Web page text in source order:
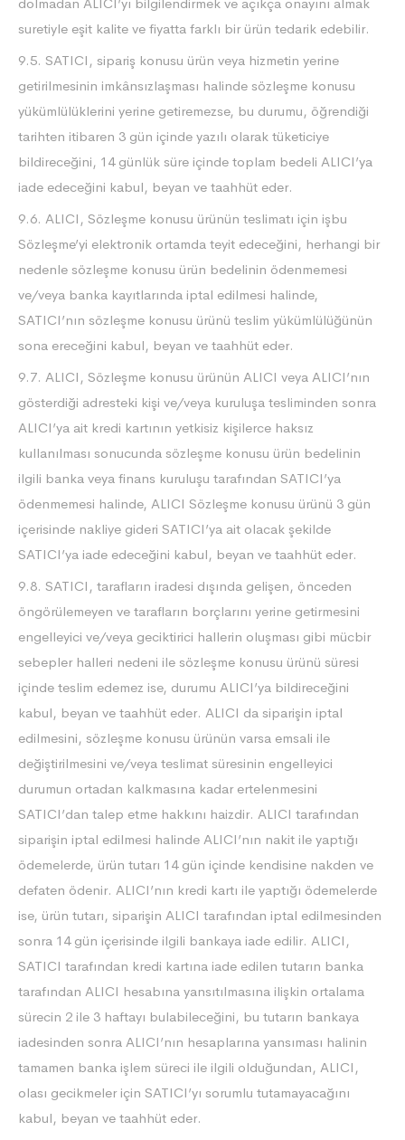
suretiyle eşit kalite ve fiyatta farklı bir ürün tedarik edebilir.
9.5. SATICI, sipariş konusu ürün veya hizmetin yerine
getirilmesinin imkânsızlaşması halinde sözleşme konusu
yükümlülüklerini yerine getiremezse, bu durumu, öğrendiği
tarihten itibaren 3 gün içinde yazılı olarak tüketiciye
bildireceğini, 14 günlük süre içinde toplam bedeli ALICI’ya
iade edeceğini kabul, beyan ve taahhüt eder.
9.6. ALICI, Sözleşme konusu ürünün teslimatı için işbu
Sözleşme’yi elektronik ortamda teyit edeceğini, herhangi bir
nedenle sözleşme konusu ürün bedelinin ödenmemesi
ve/veya banka kayıtlarında iptal edilmesi halinde,
SATICI’nın sözleşme konusu ürünü teslim yükümlülüğünün
sona ereceğini kabul, beyan ve taahhüt eder.
9.7. ALICI, Sözleşme konusu ürünün ALICI veya ALICI’nın
gösterdiği adresteki kişi ve/veya kuruluşa tesliminden sonra
ALICI’ya ait kredi kartının yetkisiz kişilerce haksız
kullanılması sonucunda sözleşme konusu ürün bedelinin
ilgili banka veya finans kuruluşu tarafından SATICI’ya
ödenmemesi halinde, ALICI Sözleşme konusu ürünü 3 gün
içerisinde nakliye gideri SATICI’ya ait olacak şekilde
SATICI’ya iade edeceğini kabul, beyan ve taahhüt eder.
9.8. SATICI, tarafların iradesi dışında gelişen, önceden
öngörülemeyen ve tarafların borçlarını yerine getirmesini
engelleyici ve/veya geciktirici hallerin oluşması gibi mücbir
sebepler halleri nedeni ile sözleşme konusu ürünü süresi
içinde teslim edemez ise, durumu ALICI’ya bildireceğini
kabul, beyan ve taahhüt eder. ALICI da siparişin iptal
edilmesini, sözleşme konusu ürünün varsa emsali ile
değiştirilmesini ve/veya teslimat süresinin engelleyici
durumun ortadan kalkmasına kadar ertelenmesini
SATICI’dan talep etme hakkını haizdir. ALICI tarafından
siparişin iptal edilmesi halinde ALICI’nın nakit ile yaptığı
ödemelerde, ürün tutarı 14 gün içinde kendisine nakden ve
defaten ödenir. ALICI’nın kredi kartı ile yaptığı ödemelerde
ise, ürün tutarı, siparişin ALICI tarafından iptal edilmesinden
sonra 14 gün içerisinde ilgili bankaya iade edilir. ALICI,
SATICI tarafından kredi kartına iade edilen tutarın banka
tarafından ALICI hesabına yansıtılmasına ilişkin ortalama
sürecin 2 ile 3 haftayı bulabileceğini, bu tutarın bankaya
iadesinden sonra ALICI’nın hesaplarına yansıması halinin
tamamen banka işlem süreci ile ilgili olduğundan, ALICI,
olası gecikmeler için SATICI’yı sorumlu tutamayacağını
kabul, beyan ve taahhüt eder.